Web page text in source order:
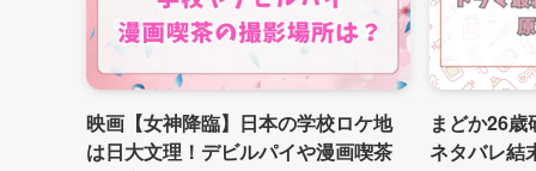
映画【女神降臨】日本の学校ロケ地
は日大文理！デビルパイや漫画喫茶
まどか26
ネタバレ結